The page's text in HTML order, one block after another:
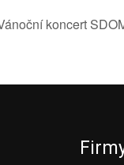
koncert